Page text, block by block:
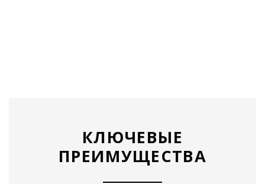
КЛЮЧЕВЫЕ
ПРЕИМУЩЕСТВА